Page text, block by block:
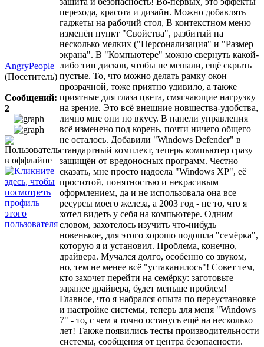
AngryPeople
(Посетитель)
Сообщений:
2
перехода, красота и дизайн. Можно добавлять
гаджеты на рабочий стол, В контекстном меню
изменён пункт "Свойства", разбитый на
несколько мелких ("Персонализация" и "Размер
экрана". В "Компьютере" можно свернуть какой-
либо тип дисков, чтобы не мешали, ещё скрыть
пустые. То, что можно делать рамку окон
прозрачной, тоже приятно удивило, а также
приятные для глаза цвета, смягчающие нагрузку
на зрение. Это всё внешние новшества-удобства,
лично мне они по вкусу. В панели управления
всё изменено под корень, почти ничего общего
не осталось. Добавили "Windows Defender" в
стандартный комплект, теперь компьютер сразу
защищён от вредоносных программ. Честно
сказать, мне просто надоела "Windows XP", её
простотой, понятностью и некрасивым
оформлением, да и не использовала она все
ресурсы моего железа, а 2003 год - не то, что я
хотел видеть у себя на компьютере. Одним
словом, захотелось изучить что-нибудь
новенькое, для этого хорошо подошла "семёрка",
которую я и установил. Проблема, конечно,
драйвера. Мучался долго, особенно со звуком,
но, тем не менее всё "устаканилось"! Совет тем,
кто захочет перейти на семёрку: заготовьте
заранее драйвера, будет меньше проблем!
Главное, что я набрался опыта по переустановке
и настройке системы, теперь для меня "Windows
7" - то, с чем я точно останусь ещё на несколько
лет! Также появились тесты производительности
системы, сообщения от центра безопасности.